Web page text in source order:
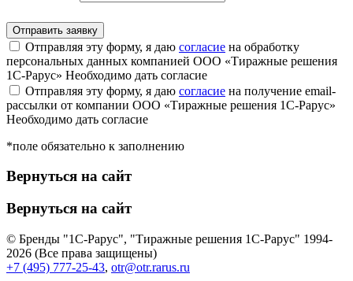
Отправляя эту форму, я даю согласие на обработку
персональных данных компанией ООО «Тиражные решения
1С-Рарус» Необходимо дать согласие
Отправляя эту форму, я даю согласие на получение email-
рассылки от компании ООО «Тиражные решения 1С-Рарус»
Необходимо дать согласие
*поле обязательно к заполнению
Вернуться на сайт
Вернуться на сайт
© Бренды "1С-Рарус", "Тиражные решения 1С-Рарус" 1994-
2026 (Все права защищены)
+7 (495) 777-25-43, otr@otr.rarus.ru